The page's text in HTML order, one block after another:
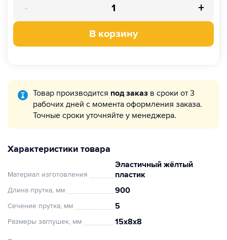
- +
В корзину
Товар производится под заказ в сроки от 3
рабочих дней с момента оформления заказа.
Точные сроки уточняйте у менеджера.
Характеристики товара
Материал изготовления
Эластичный жёлтый
пластик
Длина прутка, мм 900
Сечение прутка, мм 5
Размеры заглушек, мм 15х8х8